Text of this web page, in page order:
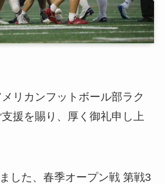
リカンフットボール部ラク
援を賜り、厚く御礼申し上
した、春季オープン戦 第戦3